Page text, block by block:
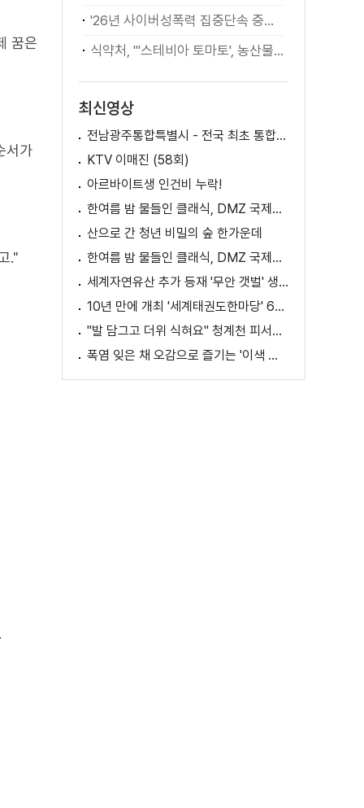
꿈은
서가
."
'26년 사이버성폭력 집중단속 중간성과 발표···향후 추진계획은?
식약처, "'스테비아 토마토', 농산물 아닌 가공식품"
최신영상
전남광주통합특별시 - 전국 최초 통합돌봄 모델
KTV 이매진 (58회)
아르바이트생 인건비 누락!
한여름 밤 물들인 클래식, DMZ 국제음악제 성황
산으로 간 청년 비밀의 숲 한가운데
한여름 밤 물들인 클래식, DMZ 국제음악제 성황
세계자연유산 추가 등재 '무안 갯벌' 생태 체험
10년 만에 개최 '세계태권도한마당' 61개국 참가
"발 담그고 더위 식혀요" 청계천 피서지로 인기
폭염 잊은 채 오감으로 즐기는 '이색 독서' 인기